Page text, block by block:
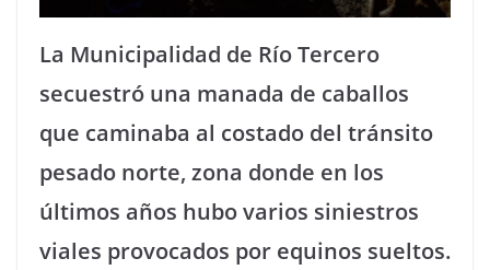
La Municipalidad de Río Tercero
secuestró una manada de caballos
que caminaba al costado del tránsito
pesado norte, zona donde en los
últimos años hubo varios siniestros
viales provocados por equinos sueltos.